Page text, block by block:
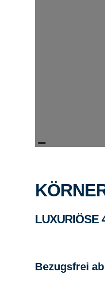
LUXURIÖSE
Bezugsfrei